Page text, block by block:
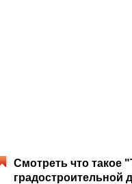
Смотреть что такое
градостроительной